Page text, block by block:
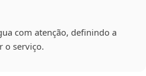
com atenção, definindo a
o serviço.